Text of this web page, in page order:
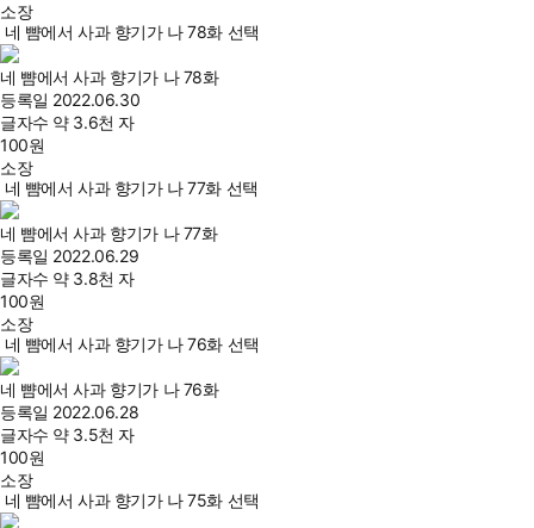
소장
네 뺨에서 사과 향기가 나 78화 선택
네 뺨에서 사과 향기가 나 78화
등록일 2022.06.30
글자수 약 3.6천 자
100원
소장
네 뺨에서 사과 향기가 나 77화 선택
네 뺨에서 사과 향기가 나 77화
등록일 2022.06.29
글자수 약 3.8천 자
100원
소장
네 뺨에서 사과 향기가 나 76화 선택
네 뺨에서 사과 향기가 나 76화
등록일 2022.06.28
글자수 약 3.5천 자
100원
소장
네 뺨에서 사과 향기가 나 75화 선택